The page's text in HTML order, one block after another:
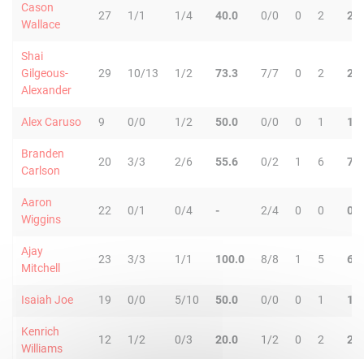
Cason
Wallace
27 1/1 1/4 40.0 0/0 0 2 2
Shai
Gilgeous-
Alexander
29 10/13 1/2 73.3 7/7 0 2 2
Alex Caruso 9 0/0 1/2 50.0 0/0 0 1 1
Branden
Carlson
20 3/3 2/6 55.6 0/2 1 6 7
Aaron
Wiggins
22 0/1 0/4 - 2/4 0 0 0
Ajay
Mitchell
23 3/3 1/1 100.0 8/8 1 5 6
Isaiah Joe 19 0/0 5/10 50.0 0/0 0 1 1
Kenrich
Williams
12 1/2 0/3 20.0 1/2 0 2 2